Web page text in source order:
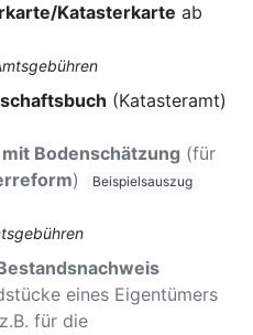
Katasterkarte ab
(Katasteramt)
Bodenschätzung (für
) Beispielsauszug
eines Eigentümers
für die